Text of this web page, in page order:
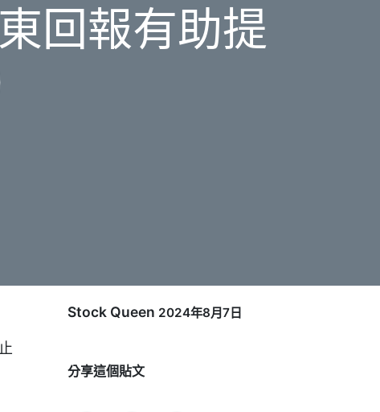
回報有助提
Stock Queen 2024年8月7日
分享這個貼文